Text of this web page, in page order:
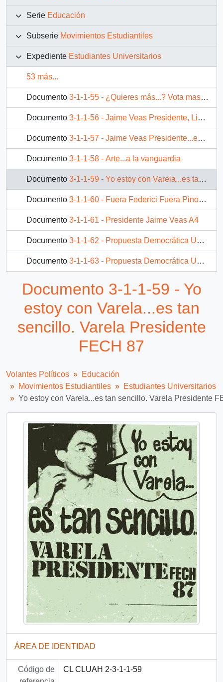
Serie Educación
Subserie Movimientos Estudiantiles
Expediente Estudiantes Universitarios
53 más...
Documento 3-1-1-55 - ¿Quieres más...? Vota mas UTEM, vota Lista M FEUTEM
Documento 3-1-1-56 - Jaime Veas Presidente, Lista A N°4
Documento 3-1-1-57 - Jaime Veas Presidente...esta es la oportunidad, nuestra oportunidad de confrontar tus esperanzas con las nuestras
Documento 3-1-1-58 - Arte...a la vanguardia
Documento 3-1-1-59 - Yo estoy con Varela...es tan sencillo. Varela Presidente FECH 87
Documento 3-1-1-60 - Fuera Federici Fuera Pinochet
Documento 3-1-1-61 - Presidente Jaime Veas A4
Documento 3-1-1-62 - Propuesta Democrática Universitaria
Documento 3-1-1-63 - Propuesta Democrática Universitaria Carlos Fernández
Documento 3-1-1-59 - Yo
estoy con Varela...es tan
sencillo. Varela Presidente
FECH 87
Volantes Políticos
Educación
Movimientos Estudiantiles
Estudiantes Universitarios
Yo estoy con Varela...es tan sencillo. Varela Presidente
ÁREA DE IDENTIDAD
Código de
CL CLUAH 2-3-1-1-59